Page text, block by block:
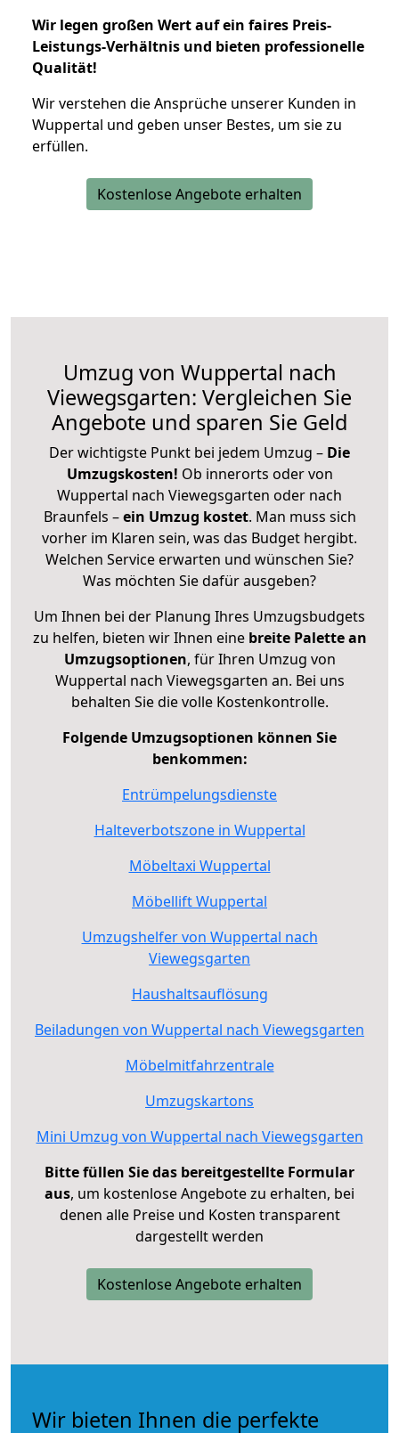
Wir legen großen Wert auf ein faires Preis-
Leistungs-Verhältnis und bieten professionelle
Qualität!
Wir verstehen die Ansprüche unserer Kunden in
Wuppertal und geben unser Bestes, um sie zu
erfüllen.
Kostenlose Angebote erhalten
Umzug von Wuppertal nach
Viewegsgarten: Vergleichen Sie
Angebote und sparen Sie Geld
Der wichtigste Punkt bei jedem Umzug – Die
Umzugskosten! Ob innerorts oder von
Wuppertal nach Viewegsgarten oder nach
Braunfels –ein Umzug kostet. Man muss sich
vorher im Klaren sein, was das Budget hergibt.
Welchen Service erwarten und wünschen Sie?
Was möchten Sie dafür ausgeben?
Um Ihnen bei der Planung Ihres Umzugsbudgets
zu helfen, bieten wir Ihnen eine breite Palette an
Umzugsoptionen, für Ihren Umzug von
Wuppertal nach Viewegsgarten an. Bei uns
behalten Sie die volle Kostenkontrolle.
Folgende Umzugsoptionen können Sie
benkommen:
Entrümpelungsdienste
Halteverbotszone in Wuppertal
Möbeltaxi Wuppertal
Möbellift Wuppertal
Umzugshelfer von Wuppertal nach
Viewegsgarten
Haushaltsauflösung
Beiladungen von Wuppertal nach Viewegsgarten
Möbelmitfahrzentrale
Umzugskartons
Mini Umzug von Wuppertal nach Viewegsgarten
Bitte füllen Sie das bereitgestellte Formular
aus, um kostenlose Angebote zu erhalten, bei
denen alle Preise und Kosten transparent
dargestellt werden
Kostenlose Angebote erhalten
Wir bieten Ihnen die perfekte